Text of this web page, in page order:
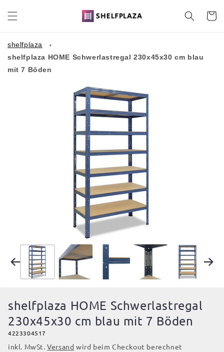
zum
Inhalt
shelfplaza
shelfplaza HOME Schwerlastregal 230x45x30 cm blau
mit 7 Böden
shelfplaza HOME Schwerlastregal
230x45x30 cm blau mit 7 Böden
4223304517
inkl. MwSt.Versand wird beim Checkout berechnet